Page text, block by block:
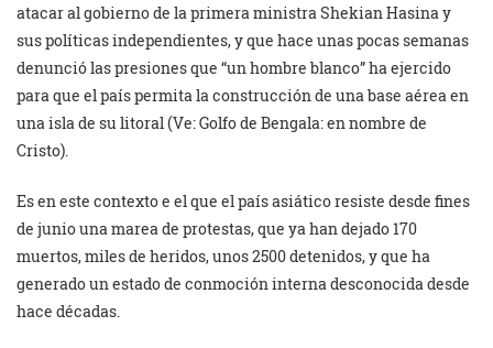
atacar al gobierno de la primera ministra Shekian Hasina y
sus políticas independientes, y que hace unas pocas semanas
denunció las presiones que “un hombre blanco” ha ejercido
para que el país permita la construcción de una base aérea en
una isla de su litoral (Ve: Golfo de Bengala: en nombre de
Cristo).
Es en este contexto e el que el país asiático resiste desde fines
de junio una marea de protestas, que ya han dejado 170
muertos, miles de heridos, unos 2500 detenidos, y que ha
generado un estado de conmoción interna desconocida desde
hace décadas.